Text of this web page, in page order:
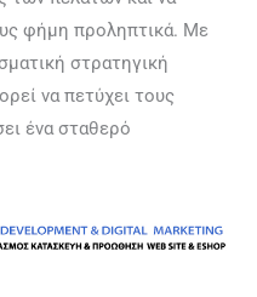
φήμη προληπτικά. Με
στρατηγική
να πετύχει τους
ένα σταθερό